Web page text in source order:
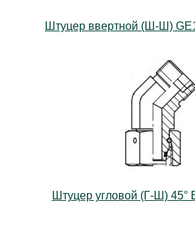
Штуцер ввертной (Ш-Ш)
Штуцер угловой (Г-Ш) 45°